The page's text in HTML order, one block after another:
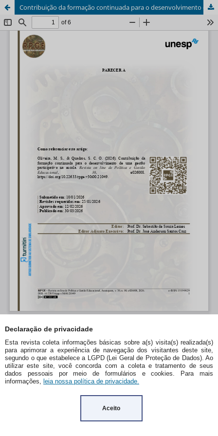
Declaração de privacidade
Esta revista coleta informações básicas sobre a(s) visita(s) realizada(s)
para aprimorar a experiência de navegação dos visitantes deste site,
segundo o que estabelece a LGPD (Lei Geral de Proteção de Dados). Ao
utilizar este site, você concorda com a coleta e tratamento de seus
dados pessoais por meio de formulários e cookies. Para mais
informações, leia nossa política de privacidade.
Aceito
Contribuição da formação continuada para o desenvolvimento de uma gestão participativa na escola